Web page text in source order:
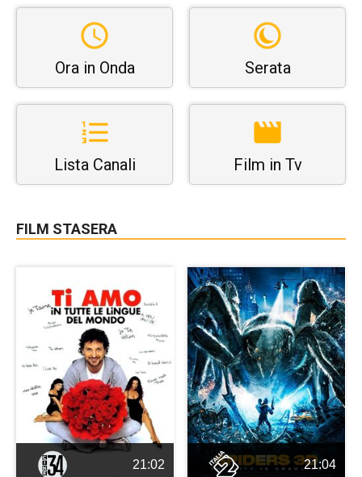
Ora in Onda Serata
Lista Canali Film in Tv
FILM STASERA
21:02 21:04